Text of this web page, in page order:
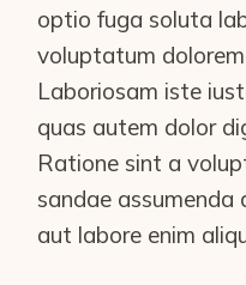
optio fuga soluta
voluptatum
Laboriosam iste
quas autem dolor
Ratione sint a
sandae assumenda
aut labore enim